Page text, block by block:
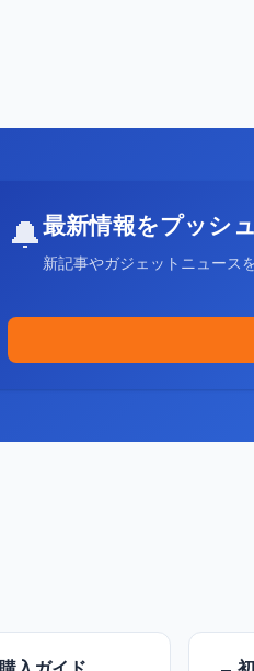
🔔最新情報をプッシ
新記事やガジェットニュース